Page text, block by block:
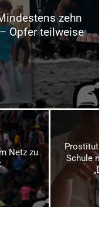
zehn
Opfer teilweise
Netz zu
Schule